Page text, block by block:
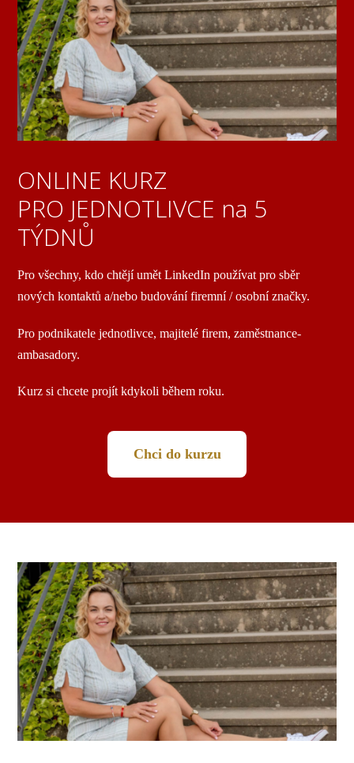
ONLINE KURZ
PRO JEDNOTLIVCE na 5
TÝDNŮ
Pro všechny, kdo chtějí umět LinkedIn používat pro sběr
nových kontaktů a/nebo budování firemní / osobní značky.
Pro podnikatele jednotlivce, majitelé firem, zaměstnance-
ambasadory.
Kurz si chcete projít kdykoli během roku.
Chci do kurzu